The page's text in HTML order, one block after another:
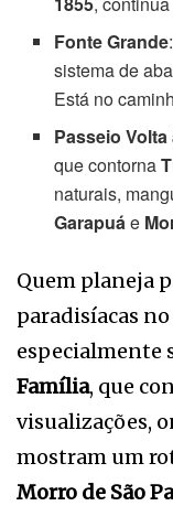
Fonte Grande
sistema de
Está no
Passeio Volta
que contorna
naturais,
Garapuáe
Quem planeja
paradisíacas
especialmente
Família, que
visualizações,
mostram um
Morro de São